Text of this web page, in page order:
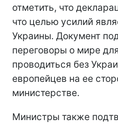
отметить, что
что целью усилий
Украины. Документ
переговоры о мире
проводиться без
европейцев на ее
министерстве.
Министры также